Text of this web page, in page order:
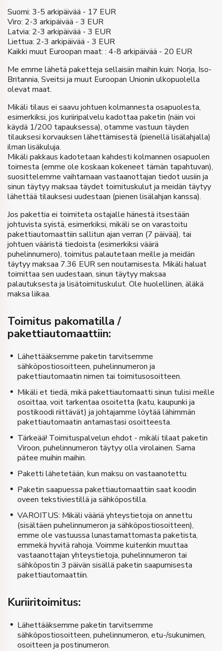
Suomi: 3-5 arkipäivää - 17 EUR
Viro: 2-3 arkipäivää - 3 EUR
Latvia: 2-3 arkipäivää - 3 EUR
Liettua: 2-3 arkipäivää - 3 EUR
Kaikki muut Euroopan maat: : 4-8 arkipäivää - 20 EUR
Me emme lähetä paketteja sellaisiin maihin kuin: Norja, Iso-
Britannia, Sveitsi ja muut Euroopan Unionin ulkopuolella
olevat maat.
Mikäli tilaus ei saavu johtuen kolmannesta osapuolesta,
esimerkiksi, jos kuriiripalvelu kadottaa paketin (näin voi
käydä 1/200 tapauksessa), otamme vastuun täyden
tilauksesi korvauksen lähettämisestä (pienellä lisälahjalla)
ilman lisäkuluja.
Mikäli pakkaus kadotetaan kahdesti kolmannen osapuolen
toimesta (emme ole koskaan kokeneet tämän tapahtuvan),
suosittelemme vaihtamaan vastaanottajan tiedot uusiin ja
sinun täytyy maksaa täydet toimituskulut ja meidän täytyy
lähettää tilauksesi uudestaan (pienen lisälahjan kanssa).
Jos pakettia ei toimiteta ostajalle hänestä itsestään
johtuvista syistä, esimerkiksi, mikäli se on varastoitu
pakettiautomaattiin sallitun ajan verran (7 päivää), tai
johtuen vääristä tiedoista (esimerkiksi väärä
puhelinnumero), toimitus palautetaan meille ja meidän
täytyy maksaa 7.36 EUR sen noutamisesta. Mikäli haluat
toimittaa sen uudestaan, sinun täytyy maksaa
palautuksesta ja lisätoimituskulut. Ole huolellinen, äläkä
maksa liikaa.
Toimitus pakomatilla /
pakettiautomaattiin:
Lähettääksemme paketin tarvitsemme
sähköpostiosoitteen, puhelinnumeron ja
pakettiautomaatin nimen tai toimitusosoitteen.
Mikäli et tiedä, mikä pakettiautomaatti sinun tulisi meille
osoittaa, voit tarkentaa osoitetta (katu, kaupunki ja
postikoodi riittävät) ja johtajamme löytää lähimmän
pakettiautomaatin antamastasi osoitteesta.
Tärkeää! Toimituspalvelun ehdot - mikäli tilaat paketin
Viroon, puhelinnumeron täytyy olla virolainen. Sama
pätee muihin maihin.
Paketti lähetetään, kun maksu on vastaanotettu.
Paketin saapuessa pakettiautomaattiin saat koodin
oveen tekstiviestillä ja sähköpostilla.
VAROITUS: Mikäli vääriä yhteystietoja on annettu
(sisältäen puhelinnumeron ja sähköpostiosoitteen),
emme ole vastuussa lunastamattomasta paketista,
emmekä hyvitä rahoja. Voimme kuitenkin muuttaa
vastaanottajan yhteystietoja, puhelinnumeron tai
sähköpostin 3 päivän sisällä paketin saapumisesta
pakettiautomaattiin.
Kuriiritoimitus:
Lähettääksemme paketin tarvitsemme
sähköpostiosoitteen, puhelinnumeron, etu-/sukunimen,
osoitteen ja postinumeron.